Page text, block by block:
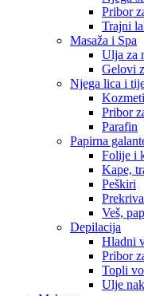
Pribor
Trajni
Masaža i Spa
Ulja za
Gelovi
Njega lica i
Pribor
Parafin
Papirna
Folije i
Kape,
Peškiri
Veš,
Depilacija
Hladni
Pribor
Topli
Ulje